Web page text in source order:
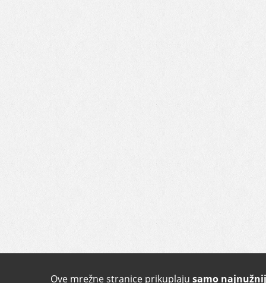
Ove mrežne stranice prikuplaju samo